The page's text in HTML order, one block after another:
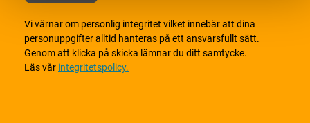
Vi värnar om personlig integritet vilket innebär att dina
personuppgifter alltid hanteras på ett ansvarsfullt sätt.
Genom att klicka på skicka lämnar du ditt samtycke.
Läs vår integritetspolicy.